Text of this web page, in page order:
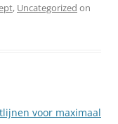
, Uncategorized on
voor maximaal